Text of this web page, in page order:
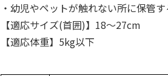
・幼児やペットが触れない所に保管す
【適応サイズ(首囲)】18～27cm
【適応体重】5kg以下